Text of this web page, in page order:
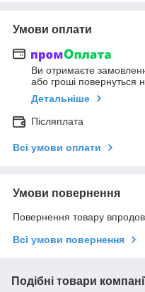
Умови оплати
Ви отримаєте
або гроші повернуться
Детальніше
Післяплата
Всі умови оплати
Умови повернення
Повернення товару
Всі умови повернення
Подібні товари